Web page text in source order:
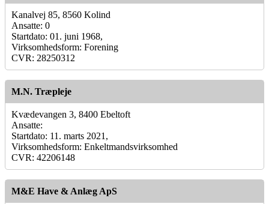
Kanalvej 85, 8560 Kolind
Ansatte: 0
Startdato: 01. juni 1968,
Virksomhedsform: Forening
CVR: 28250312
M.N. Træpleje
Kvædevangen 3, 8400 Ebeltoft
Ansatte:
Startdato: 11. marts 2021,
Virksomhedsform: Enkeltmandsvirksomhed
CVR: 42206148
M&E Have & Anlæg ApS